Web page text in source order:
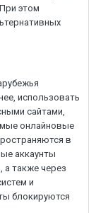
этом
использовать
сайтами,
онлайновые
в
аккаунты
а также через
и
блокируются